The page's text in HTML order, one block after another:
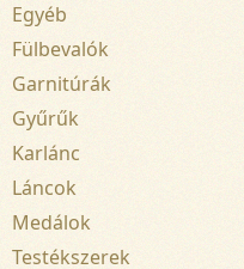
Egyéb
Fülbevalók
Garnitúrák
Gyűrűk
Karlánc
Láncok
Medálok
Testékszerek